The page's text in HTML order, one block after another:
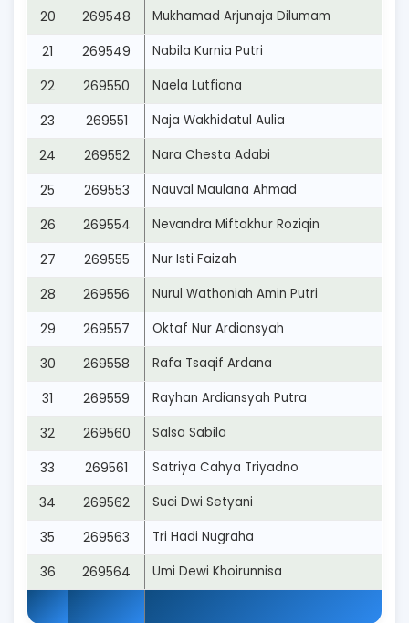
20 269548 Mukhamad Arjunaja Dilumam
21 269549 Nabila Kurnia Putri
22 269550 Naela Lutfiana
23 269551 Naja Wakhidatul Aulia
24 269552 Nara Chesta Adabi
25 269553 Nauval Maulana Ahmad
26 269554 Nevandra Miftakhur Roziqin
27 269555 Nur Isti Faizah
28 269556 Nurul Wathoniah Amin Putri
29 269557 Oktaf Nur Ardiansyah
30 269558 Rafa Tsaqif Ardana
31 269559 Rayhan Ardiansyah Putra
32 269560 Salsa Sabila
33 269561 Satriya Cahya Triyadno
34 269562 Suci Dwi Setyani
35 269563 Tri Hadi Nugraha
36 269564 Umi Dewi Khoirunnisa